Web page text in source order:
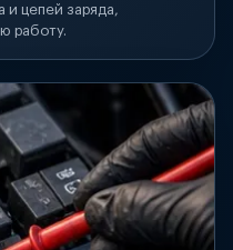
и цепей заряда,
работу.